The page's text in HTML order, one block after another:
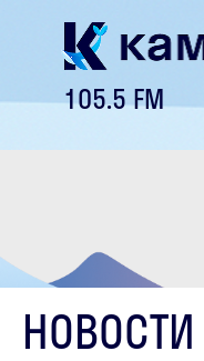
105.5 FM
НОВОСТИ